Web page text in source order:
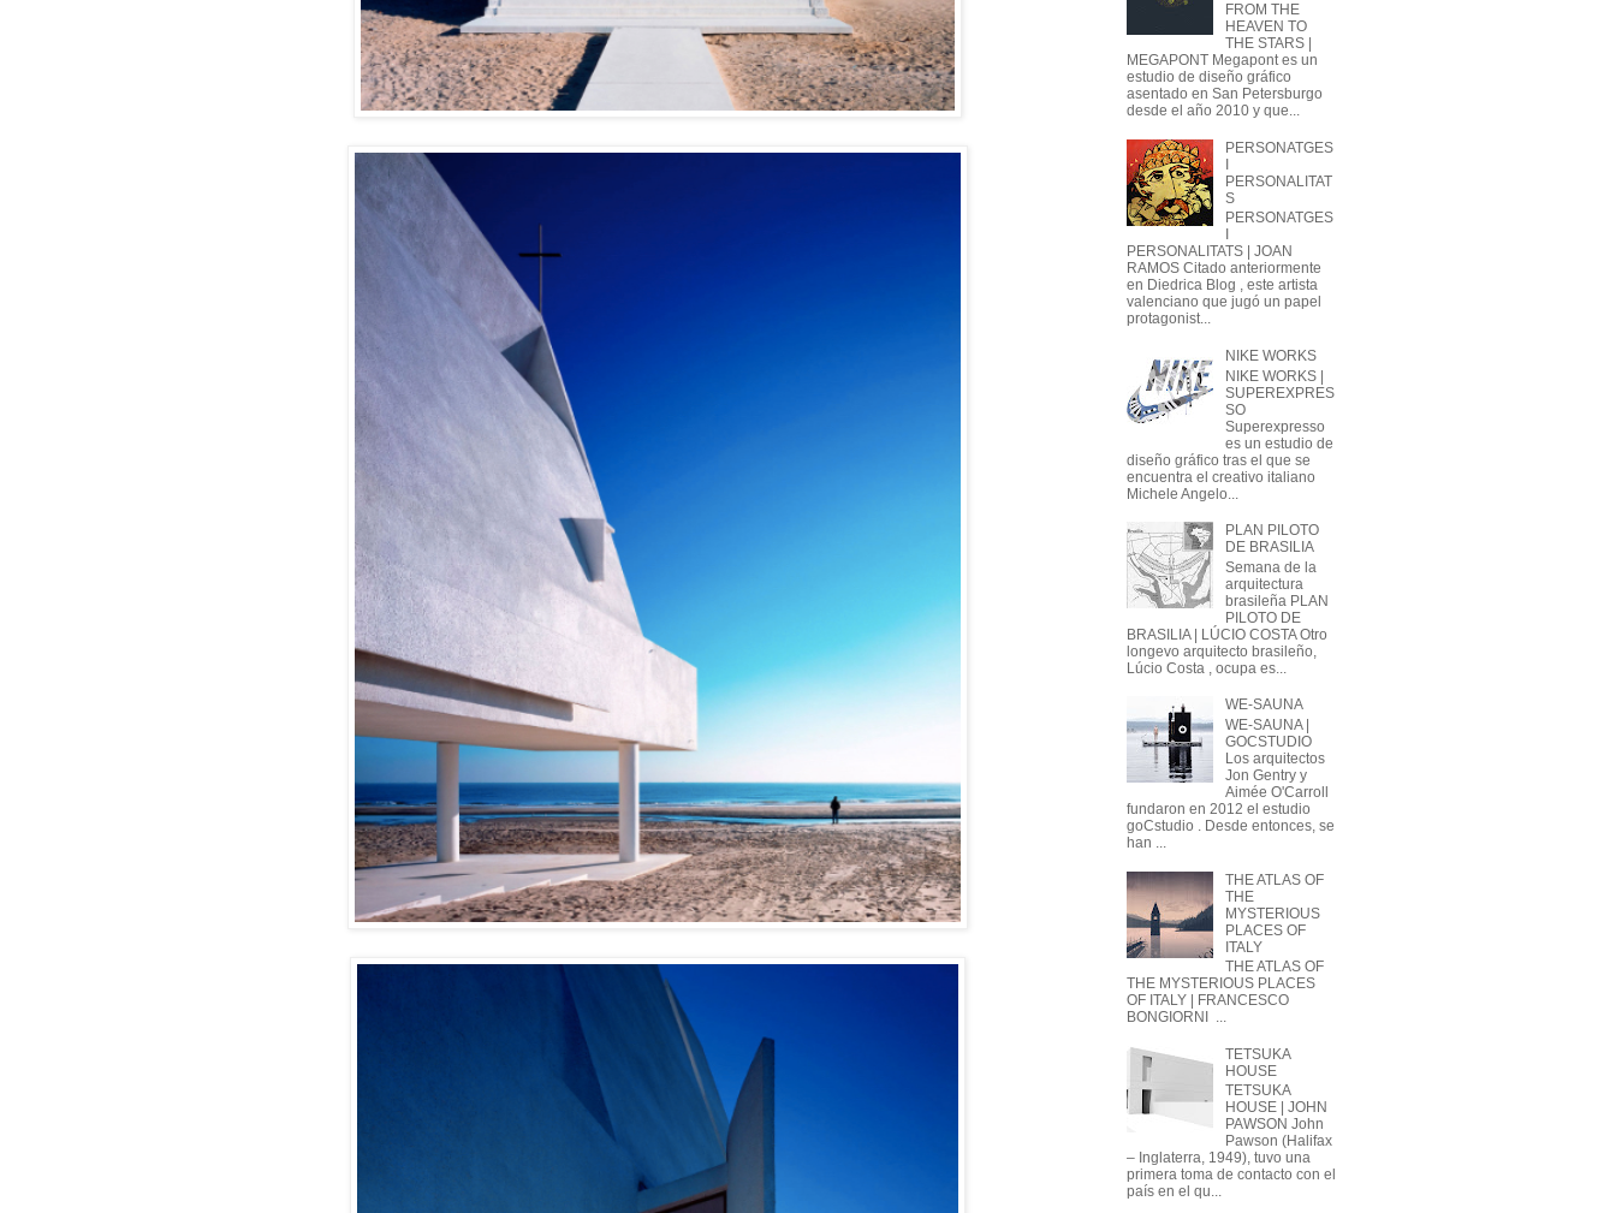
FROM THE
HEAVEN TO
THE STARS |
MEGAPONT Megapont es un
estudio de diseño gráfico
asentado en San Petersburgo
desde el año 2010 y que...
PERSONATGES
PERSONALITAT
S
PERSONATGES
PERSONALITATS | JOAN
RAMOS Citado anteriormente
en Diedrica Blog , este artista
valenciano que jugó un papel
protagonist...
NIKE WORKS
NIKE WORKS |
SUPEREXPRES
SO
Superexpresso
es un estudio de
diseño gráfico tras el que se
encuentra el creativo italiano
Michele Angelo...
PLAN PILOTO
DE BRASILIA
Semana de la
arquitectura
brasileña PLAN
PILOTO DE
BRASILIA | LÚCIO COSTA Otro
longevo arquitecto brasileño,
Lúcio Costa , ocupa es...
WE-SAUNA
WE-SAUNA |
GOCSTUDIO
Los arquitectos
Jon Gentry y
Aimée O'Carroll
fundaron en 2012 el estudio
goCstudio . Desde entonces, se
han ...
THE ATLAS OF
THE
MYSTERIOUS
PLACES OF
ITALY
THE ATLAS OF
THE MYSTERIOUS PLACES
OF ITALY | FRANCESCO
BONGIORNI ...
TETSUKA
HOUSE
TETSUKA
HOUSE | JOHN
PAWSON John
Pawson (Halifax
– Inglaterra, 1949), tuvo una
primera toma de contacto con el
país en el qu...